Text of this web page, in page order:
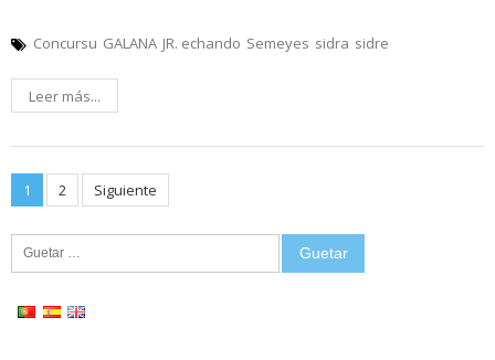
Concursu GALANA JR. echando Semeyes sidra sidre
Leer más...
Posts
pagination
1 2 Siguiente
Guetar: